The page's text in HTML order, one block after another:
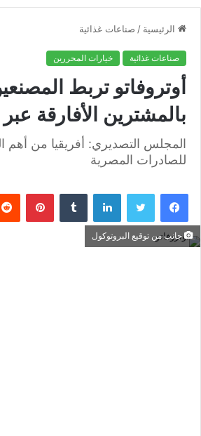
الرئيسية / صناعات غذائية
صناعات غذائية خيارات المحررين
أوتروفاتو تربط
بالمشترين الأفارقة
المجلس التصديري: أفريقيا من أهم
للصادرات المصرية
فيسبوك تويتر لينكدإن
جانب من توقيع البروتوكول